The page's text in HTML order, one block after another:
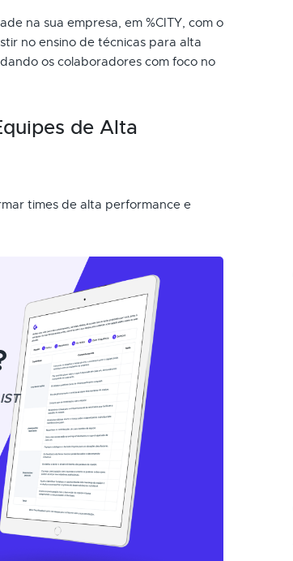
na sua empresa, em %CITY, com o
no ensino de técnicas para alta
os colaboradores com foco no
de Alta
times de alta performance e